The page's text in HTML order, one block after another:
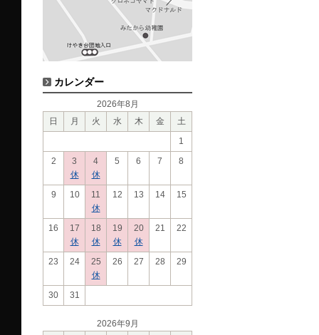
カレンダー
2026年8月
日
月 火 水 木 金
土
1
2
3
休
4
休
5 6 7 8
9 10
11
休
12 13 14 15
16
17
休
18
休
19
休
20
休
21 22
23 24
25
休
26 27 28 29
30 31
2026年9月